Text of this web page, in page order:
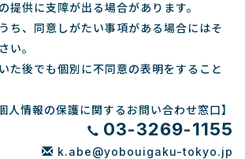
提供に支障が出る場合があります。
ち、同意しがたい事項がある場合にはそ
い。
た後でも個別に不同意の表明をすること
個人情報の保護に関するお問い合わせ窓口】
03-3269-1155
k.abe@yobouigaku-tokyo.jp